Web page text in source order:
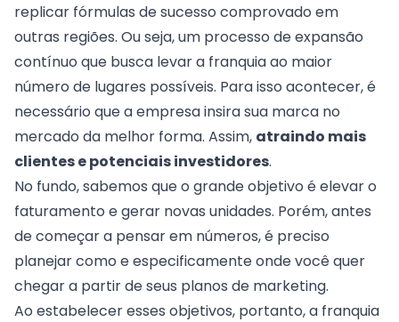
replicar fórmulas de sucesso comprovado em
outras regiões. Ou seja, um processo de expansão
contínuo que busca levar a franquia ao maior
número de lugares possíveis. Para isso acontecer, é
necessário que a empresa insira sua marca no
mercado da melhor forma. Assim, atraindo mais
clientes e potenciais investidores.
No fundo, sabemos que o grande objetivo é elevar o
faturamento e gerar novas unidades. Porém, antes
de começar a pensar em números, é preciso
planejar como e especificamente onde você quer
chegar a partir de seus planos de marketing.
Ao estabelecer esses objetivos, portanto, a franquia